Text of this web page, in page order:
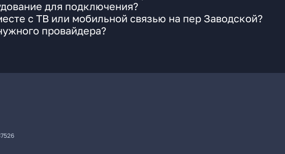
для подключения?
с ТВ или мобильной связью на пер Заводской?
провайдера?